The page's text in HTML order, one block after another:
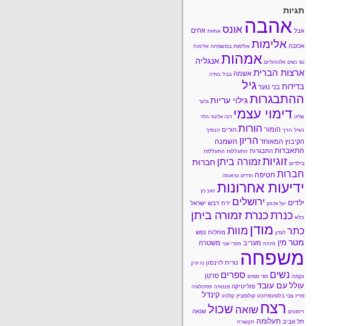
תגיות
אבל אהבה אונס אחיות אחים
אכזבה אלימות אלימות במשפחה אלימות
נגד נשים אלכוהוליזם אמהותאנגליה
ארצות הברית אשמה בבל בגידה
בדידות בני נוער גיל
ההתבגרות גילוי עריות גלעד
שליט דימוי עצמי דנה אלעזר-הלוי
הגיל הרך הומור הורות הורים הנסיך
הקיבוץ המאוחד הריון השמנה
התאבדות התבגרות התעללות התעללות
בילדים זוגיותזמורה ביתן חברוּת
חברות חטיפה חרדים טראומה
ידיעות אחרונות יואב כץ
ילדים יעל אכמון ירושלים ירח דבש ישראל
כלא כנרת כנרת זמורה ביתן
כתר לונדון מודן מוות מחלות נפש
מטר מין מיניות מעריב מפרי עטי משטרה
משפחה נורית לוינסון ניו יורק
נקמה נשים סוד סמים ספרים סרטן
עולל עם עובד פוליטיקה פנטזיה פסיכולוגיה
פריז צבי בלומנפרוכט קולומביין קולנוע קינדל
רימונים רצח שואה שכול שנאה
תל אביב תעלומה תקשורת